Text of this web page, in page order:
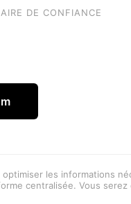
DE CONFIANCE
les informations
centralisée. Vous serez